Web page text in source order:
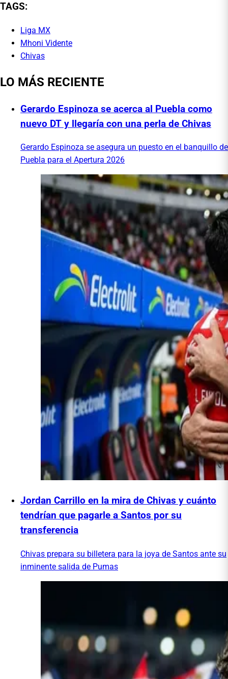
TAGS:
Liga MX
Mhoni Vidente
Chivas
LO MÁS RECIENTE
Gerardo Espinoza se acerca al Puebla como
nuevo DT y llegaría con una perla de Chivas
Gerardo Espinoza se asegura un puesto en el banquillo de
Puebla para el Apertura 2026
Jordan Carrillo en la mira de Chivas y cuánto
tendrían que pagarle a Santos por su
transferencia
Chivas prepara su billetera para la joya de Santos ante su
inminente salida de Pumas